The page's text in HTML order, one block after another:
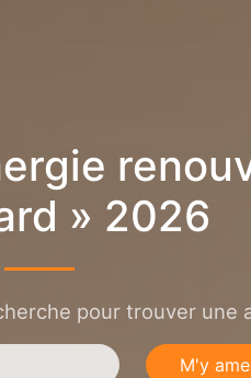
» 2026
pour trouver une
M'y